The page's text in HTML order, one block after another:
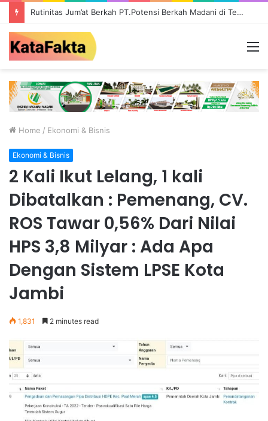
Rutinitas Jum’at Berkah PT.Potensi Berkah Madani di Tebo, Salurkan Bantuan ke Masyarakat
Home / Ekonomi & Bisnis
Ekonomi & Bisnis
2 Kali Ikut Lelang, 1 kali
Dibatalkan : Pemenang, CV.
ROS Tawar 0,56% Dari Nilai
HPS 3,8 Milyar : Ada Apa
Dengan Sistem LPSE Kota
Jambi
1,831 2 minutes read